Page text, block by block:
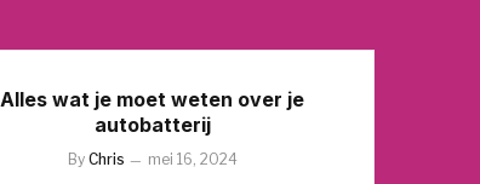
Alles wat je moet weten over je
autobatterij
By Chris mei 16, 2024